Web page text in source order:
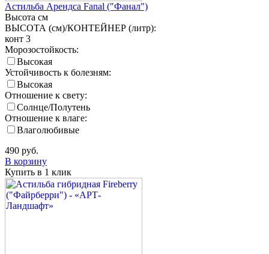
Астильба Арендса Fanal ("Фанал")
Высота см
ВЫСОТА (см)/КОНТЕЙНЕР (литр):
конт 3
Морозостойкость:
Высокая
Устойчивость к болезням:
Высокая
Отношение к свету:
Солнце/Полутень
Отношение к влаге:
Влаголюбивые
490 руб.
В корзину
Купить в 1 клик